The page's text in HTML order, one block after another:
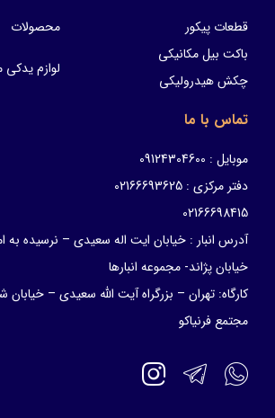
قطعات پیکور
باکت بیل مکانیکی
چکش هیدرولیکی
محصولات
لوازم
تماس با ما
موبایل : 09124304600
دفتر مرکزی : 02166693625
02166698415
آدرس انبار : خیابان ایت اله سعیدی – نرسیده به
خیابان پژاند- مجموعه انبارها
کارگاه: تهران – بزرگراه آیت الله سعیدی –
مجتمع فرنیاکو